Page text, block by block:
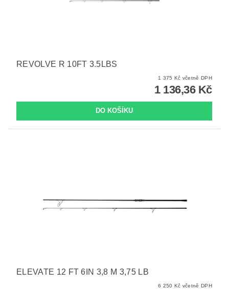
REVOLVE R 10FT 3.5LBS
1 375 Kč včetně DPH
1 136,36 Kč
ELEVATE 12 FT 6IN 3,8 M 3,75 LB
6 250 Kč včetně DPH